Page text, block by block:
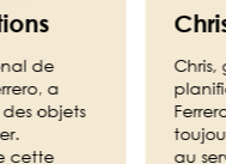
de
a
objets
cette
au